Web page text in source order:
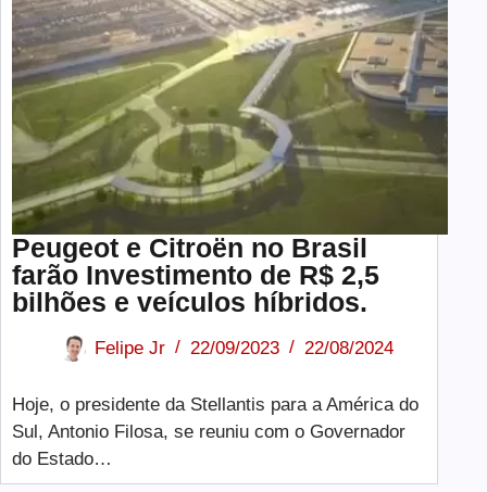
Peugeot e Citroën no Brasil
farão Investimento de R$ 2,5
bilhões e veículos híbridos.
Felipe Jr 22/09/2023 22/08/2024
Hoje, o presidente da Stellantis para a América do
Sul, Antonio Filosa, se reuniu com o Governador
do Estado…